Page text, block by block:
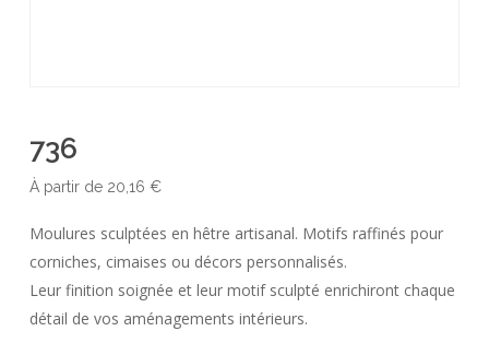
736
À partir de 20,16 €
Moulures sculptées en hêtre artisanal. Motifs raffinés pour
corniches, cimaises ou décors personnalisés.
Leur finition soignée et leur motif sculpté enrichiront chaque
détail de vos aménagements intérieurs.